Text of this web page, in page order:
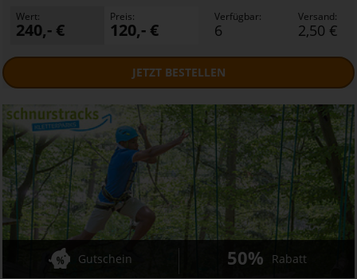
Wert:
240,- €
Preis:
120,- €
Verfügbar:
6
Versand:
2,50 €
JETZTBESTELLEN
Gutschein 50% Rabatt